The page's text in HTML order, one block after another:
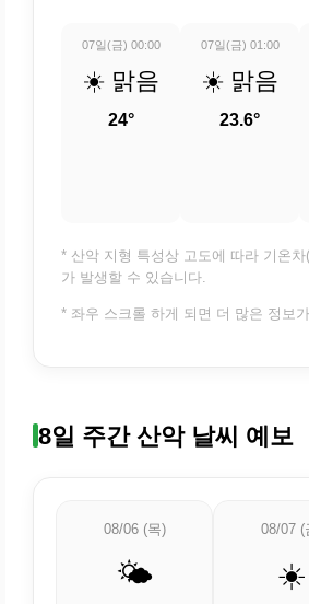
07일(금) 00:00
☀️ 맑음
24°
07일(금) 01:00
☀️ 맑음
23.6°
* 산악 지형 특성상 고도에 따라 기온차
가 발생할 수 있습니다.
* 좌우 스크롤 하게 되면 더 많은 정보
8일 주간 산악 날씨 예보
08/06 (목)
🌤️
08/07 (
☀️